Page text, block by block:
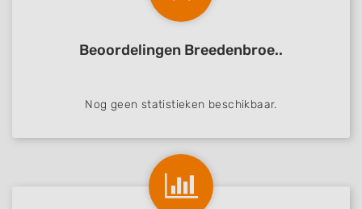
Beoordelingen Breedenbroe..
Nog geen statistieken beschikbaar.